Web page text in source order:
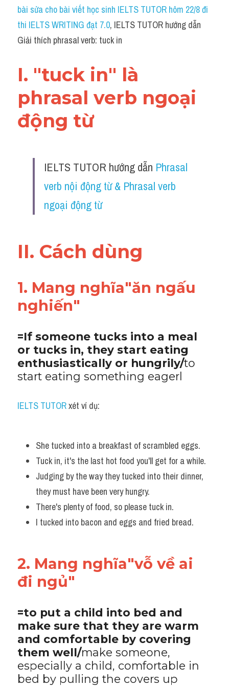
Idiom
Grammar
Word form
Cách dùng từ
Phân biệt từ
Speaking
Writing
bài sửa cho bài viết học sinh IELTS TUTOR hôm 22/8 đi
thi IELTS WRITING đạt 7.0, IELTS TUTOR hướng dẫn
Giải thích phrasal verb: tuck in
I. "tuck in" là
phrasal verb ngoại
động từ
IELTS TUTOR hướng dẫn Phrasal
verb nội động từ & Phrasal verb
ngoại động từ
II. Cách dùng
1. Mang nghĩa"ăn ngấu
nghiến"
=If someone tucks into a meal
or tucks in, they start eating
enthusiastically or hungrily/to
start eating something eagerl
IELTS TUTOR xét ví dụ:
She tucked into a breakfast of scrambled eggs.
Tuck in, it's the last hot food you'll get for a while.
Judging by the way they tucked into their dinner,
they must have been very hungry.
There's plenty of food, so please tuck in.
I tucked into bacon and eggs and fried bread.
2. Mang nghĩa"vỗ về ai
đi ngủ"
=to put a child into bed and
make sure that they are warm
and comfortable by covering
them well/make someone,
especially a child, comfortable in
bed by pulling the covers up